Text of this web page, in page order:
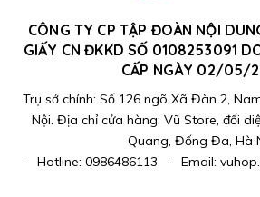
CÔNG TY CP TẬP ĐOÀN NỘI
GIẤY CN ĐKKD SỐ 0108253091
CẤP NGÀY 02/05/
Trụ sở chính: Số 126 ngõ Xã Đàn 2,
Nội. Địa chỉ cửa hàng: Vũ Store, đối
Quang, Đống Đa, Hà
-
Hotline: 0986486113 - Email: